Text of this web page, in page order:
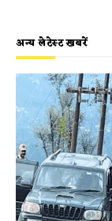
अन्य लेटेस्ट खबरें